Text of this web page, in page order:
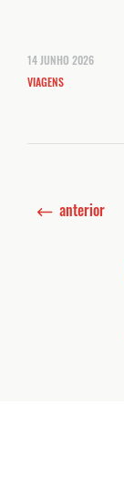
14 JUNHO 2026
VIAGENS
anterior